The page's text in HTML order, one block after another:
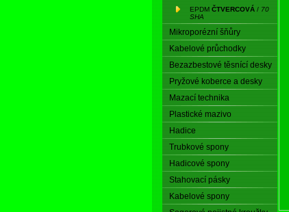
EPDM ČTVERCOVÁ / 70
SHA
Mikroporézní šňůry
Kabelové průchodky
Bezazbestové těsnící desky
Pryžové koberce a desky
Mazací technika
Plastické mazivo
Hadice
Trubkové spony
Hadicové spony
Stahovací pásky
Kabelové spony